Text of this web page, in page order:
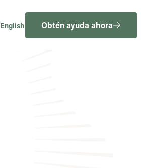
Obtén ayuda ahora